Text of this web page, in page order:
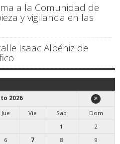
a la Comunidad de
y vigilancia en las
Isaac Albéniz de
2026
Jue Vie Sab
Dom
1
2
6 7 8
9